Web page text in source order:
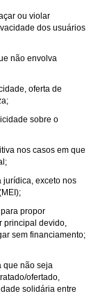
ou violar
dos usuários
não envolva
oferta de
sobre o
nos casos em que
jurídica, exceto nos
propor
principal devido,
sem financiamento;
que não seja
ofertado,
solidária entre